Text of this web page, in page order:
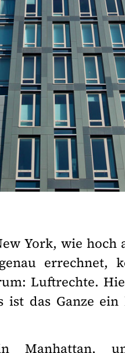
York, wie
errechnet,
Luftrechte.
das Ganze